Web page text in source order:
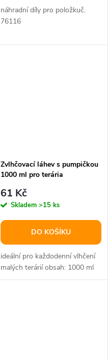
náhradní díly pro položkuč.
76116
Zvlhčovací láhev s pumpičkou
1000 ml pro terária
61 Kč
Skladem >15 ks
DO KOŠÍKU
ideální pro každodenní vlhčení
malých terárií obsah: 1000 ml